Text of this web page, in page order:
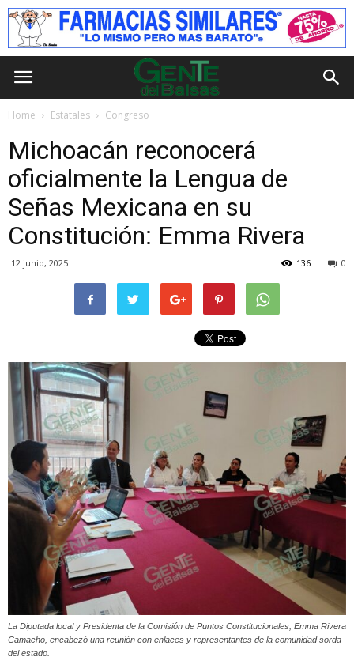
Home Estatales Congreso
Michoacán reconocerá
oficialmente la Lengua de
Señas Mexicana en su
Constitución: Emma Rivera
12 junio, 2025 0
136
La Diputada local y Presidenta de la Comisión de Puntos Constitucionales, Emma Rivera
Camacho, encabezó una reunión con enlaces y representantes de la comunidad sorda
del estado.